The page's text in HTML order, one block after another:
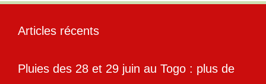
Articles récents
Pluies des 28 et 29 juin au Togo : plus de